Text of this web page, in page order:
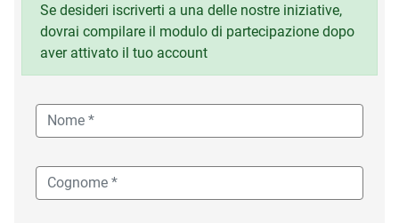
Se desideri iscriverti a una delle nostre iniziative,
dovrai compilare il modulo di partecipazione dopo
aver attivato il tuo account